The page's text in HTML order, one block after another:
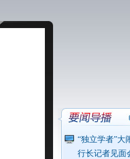
“独立学者”大
行长记者见面